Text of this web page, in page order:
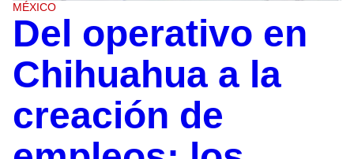
MÉXICO
Del operativo en
Chihuahua a la
creación de